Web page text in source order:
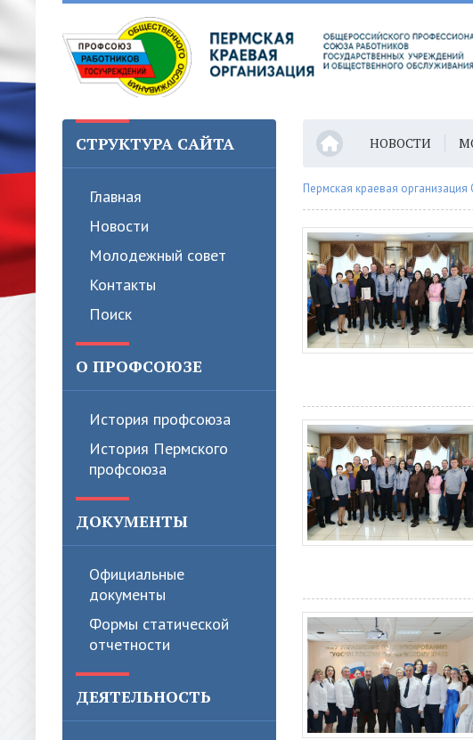
СТРУКТУРА САЙТА
Главная
Новости
Молодежный совет
Контакты
Поиск
О ПРОФСОЮЗЕ
История профсоюза
История Пермского
профсоюза
ДОКУМЕНТЫ
Официальные
документы
Формы статической
отчетности
ДЕЯТЕЛЬНОСТЬ
НОВОСТИ
Пермская краевая